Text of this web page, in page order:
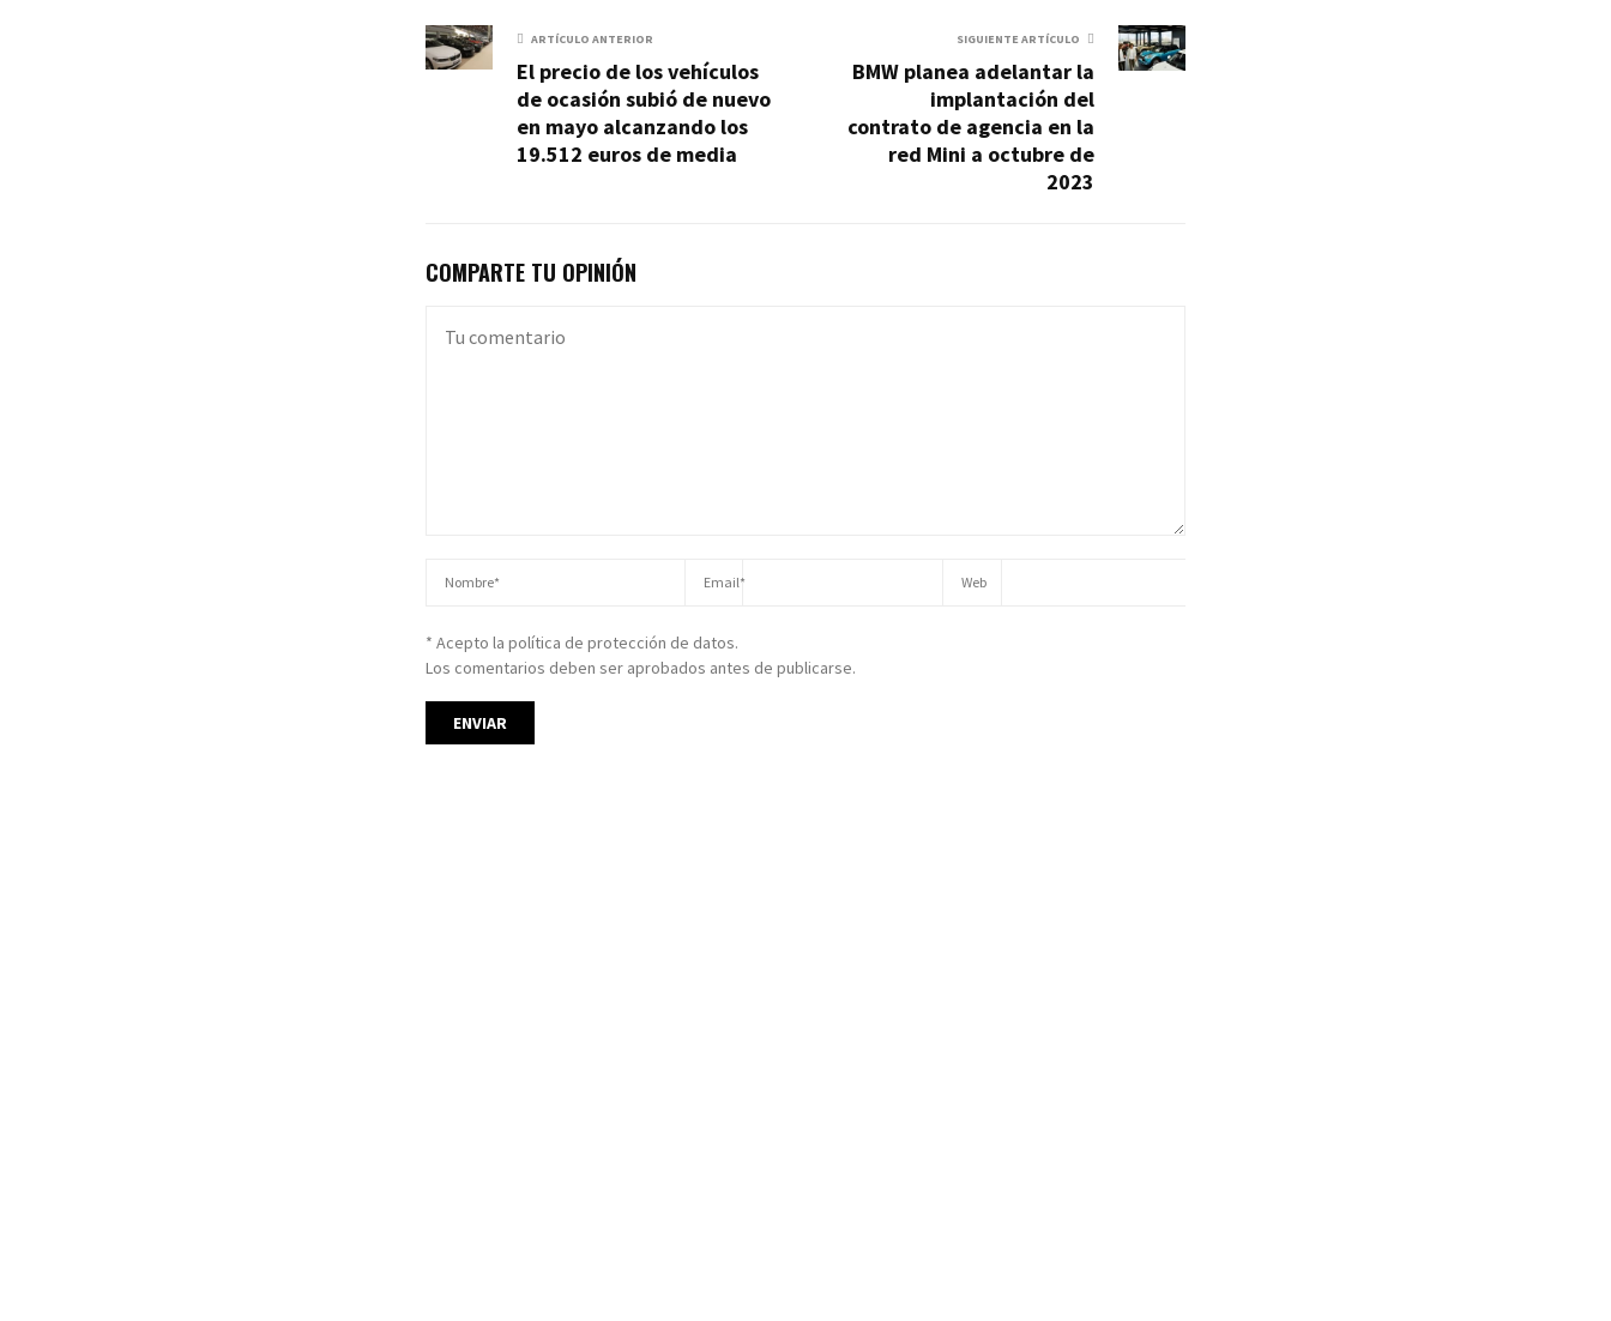
ARTÍCULO ANTERIOR
El precio de los vehículos
de ocasión subió de nuevo
en mayo alcanzando los
19.512 euros de media
SIGUIENTE ARTÍCULO
BMW planea adelantar la
implantación del
contrato de agencia en la
red Mini a octubre de
2023
COMPARTE TU OPINIÓN
* Acepto la política de protección de datos.
Los comentarios deben ser aprobados antes de publicarse.